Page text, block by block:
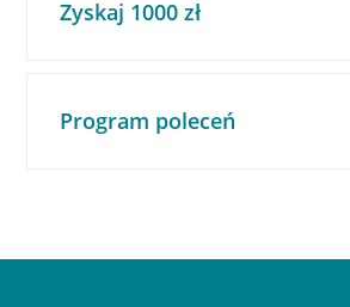
Zyskaj 1000 zł
Program poleceń